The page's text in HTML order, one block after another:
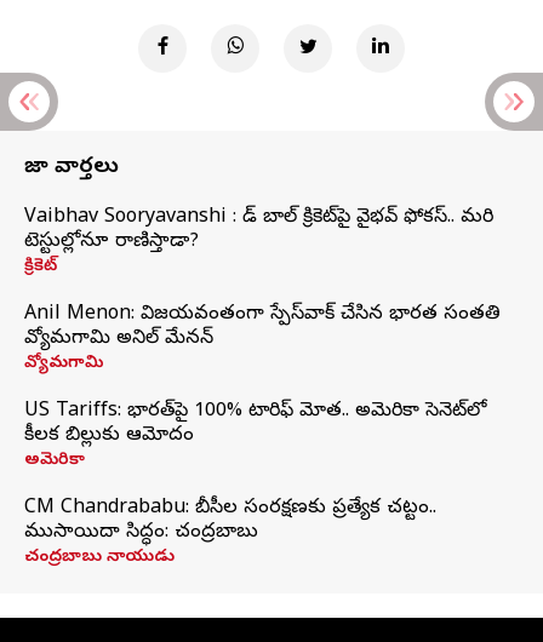
తాజా వార్తలు
Vaibhav Sooryavanshi : రెడ్ బాల్ క్రికెట్‌పై వైభవ్ ఫోకస్.. మరి
టెస్టుల్లోనూ రాణిస్తాడా?
క్రికెట్
Anil Menon: విజయవంతంగా స్పేస్‌వాక్‌ చేసిన భారత సంతతి
వ్యోమగామి అనిల్‌ మేనన్
వ్యోమగామి
US Tariffs: భారత్‌పై 100% టారిఫ్‌ మోత.. అమెరికా సెనెట్‌లో
కీలక బిల్లుకు ఆమోదం
అమెరికా
CM Chandrababu: బీసీల సంరక్షణకు ప్రత్యేక చట్టం..
ముసాయిదా సిద్ధం: చంద్రబాబు
చంద్రబాబు నాయుడు